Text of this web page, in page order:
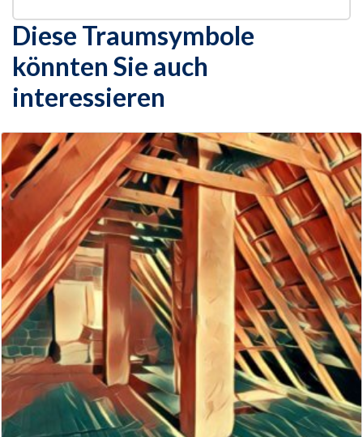
Diese Traumsymbole
könnten Sie auch
interessieren